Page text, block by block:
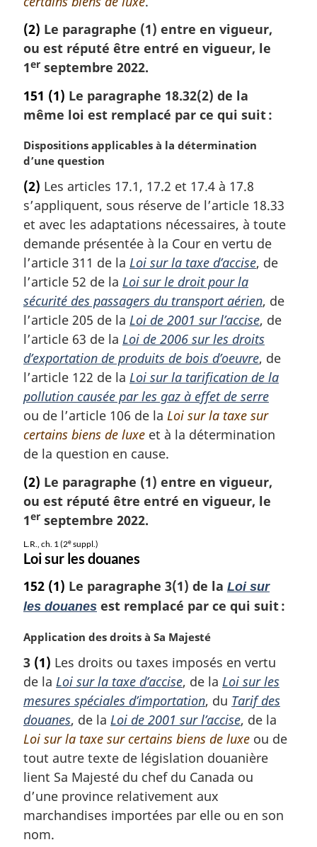
(2) Le paragraphe (1) entre en vigueur,
ou est réputé être entré en vigueur, le
1er septembre 2022.
151 (1) Le paragraphe 18.32(2) de la
même loi est remplacé par ce qui suit :
N
o
e
m
a
r
i
n
a
l
e
:
Dispositions applicables à la détermination
d’une question
(2) Les articles 17.1, 17.2 et 17.4 à 17.8
s’appliquent, sous réserve de l’article 18.33
et avec les adaptations nécessaires, à toute
demande présentée à la Cour en vertu de
l’article 311 de la Loi sur la taxe d’accise, de
l’article 52 de la Loi sur le droit pour la
sécurité des passagers du transport aérien, de
l’article 205 de la Loi de 2001 sur l’accise, de
l’article 63 de la Loi de 2006 sur les droits
d’exportation de produits de bois d’oeuvre, de
l’article 122 de la Loi sur la tarification de la
pollution causée par les gaz à effet de serre
ou de l’article 106 de la Loi sur la taxe sur
certains biens de luxe et à la détermination
de la question en cause.
(2) Le paragraphe (1) entre en vigueur,
ou est réputé être entré en vigueur, le
1er septembre 2022.
L.R., ch. 1 (2esuppl.)
Loi sur les douanes
152 (1) Le paragraphe 3(1) de la Loi sur
les douanes est remplacé par ce qui suit :
N
t
e
m
a
r
g
i
n
a
e
:
Application des droits à Sa Majesté
3 (1) Les droits ou taxes imposés en vertu
de la Loi sur la taxe d’accise, de la Loi sur les
mesures spéciales d’importation, du Tarif des
douanes, de la Loi de 2001 sur l’accise, de la
Loi sur la taxe sur certains biens de luxe ou de
tout autre texte de législation douanière
lient Sa Majesté du chef du Canada ou
d’une province relativement aux
marchandises importées par elle ou en son
nom.